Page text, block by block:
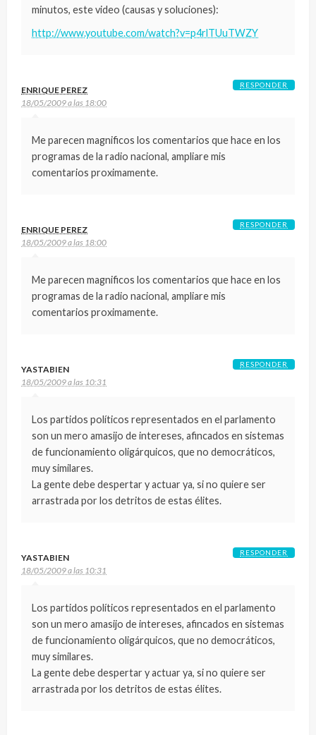
minutos, este video (causas y soluciones):
http://www.youtube.com/watch?v=p4rlTUuTWZY
ENRIQUE PEREZ
18/05/2009 a las 18:00
Me parecen magnificos los comentarios que hace en los
programas de la radio nacional, ampliare mis
comentarios proximamente.
RESPONDER
ENRIQUE PEREZ
18/05/2009 a las 18:00
Me parecen magnificos los comentarios que hace en los
programas de la radio nacional, ampliare mis
comentarios proximamente.
RESPONDER
YASTABIEN
18/05/2009 a las 10:31
Los partidos políticos representados en el parlamento
son un mero amasijo de intereses, afincados en sistemas
de funcionamiento oligárquicos, que no democráticos,
muy similares.
La gente debe despertar y actuar ya, si no quiere ser
arrastrada por los detritos de estas élites.
RESPONDER
YASTABIEN
18/05/2009 a las 10:31
Los partidos políticos representados en el parlamento
son un mero amasijo de intereses, afincados en sistemas
de funcionamiento oligárquicos, que no democráticos,
muy similares.
La gente debe despertar y actuar ya, si no quiere ser
arrastrada por los detritos de estas élites.
RESPONDER